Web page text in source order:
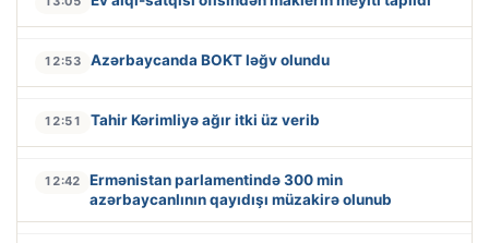
12:53 Azərbaycanda BOKT ləğv olundu
12:51 Tahir Kərimliyə ağır itki üz verib
12:42
Ermənistan parlamentində 300 min
azərbaycanlının qayıdışı müzakirə olunub